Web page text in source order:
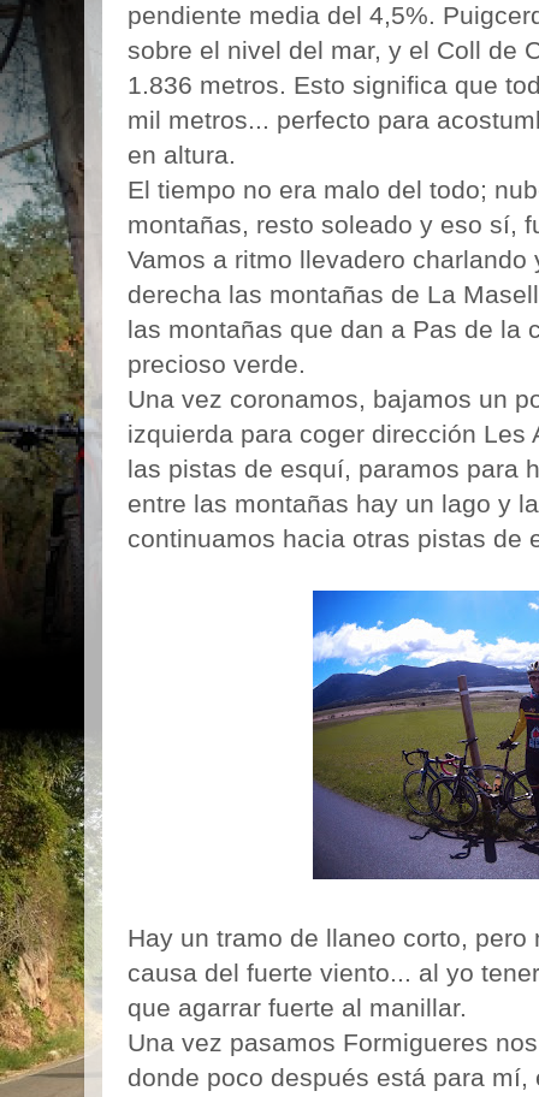
pendiente media del 4,5%.
sobre el nivel del mar, y el Coll de
1.836 metros. Esto significa que
mil metros... perfecto para
en altura.
El tiempo no era malo del todo;
montañas, resto soleado y eso sí,
Vamos a ritmo llevadero
derecha las montañas de La
las montañas que dan a Pas de la
precioso verde.
Una vez coronamos, bajamos un
izquierda para coger dirección Les
las pistas de esquí, paramos para
entre las montañas hay un lago y
continuamos hacia otras pistas de
Hay un tramo de llaneo corto,
causa del fuerte viento... al yo
que agarrar fuerte al manillar.
Una vez pasamos Formigueres
donde poco después está para